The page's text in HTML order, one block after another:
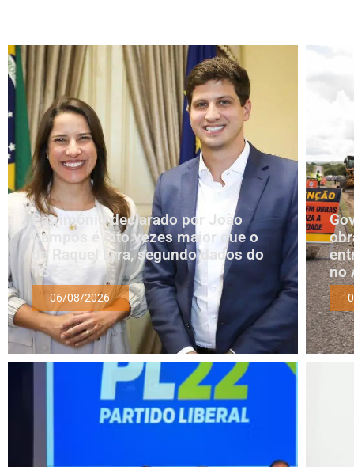
Patrimônio declarado por João
Campos é oito vezes maior que o
de Raquel Lyra, segundo dados do
TSE
06/08/2026
no